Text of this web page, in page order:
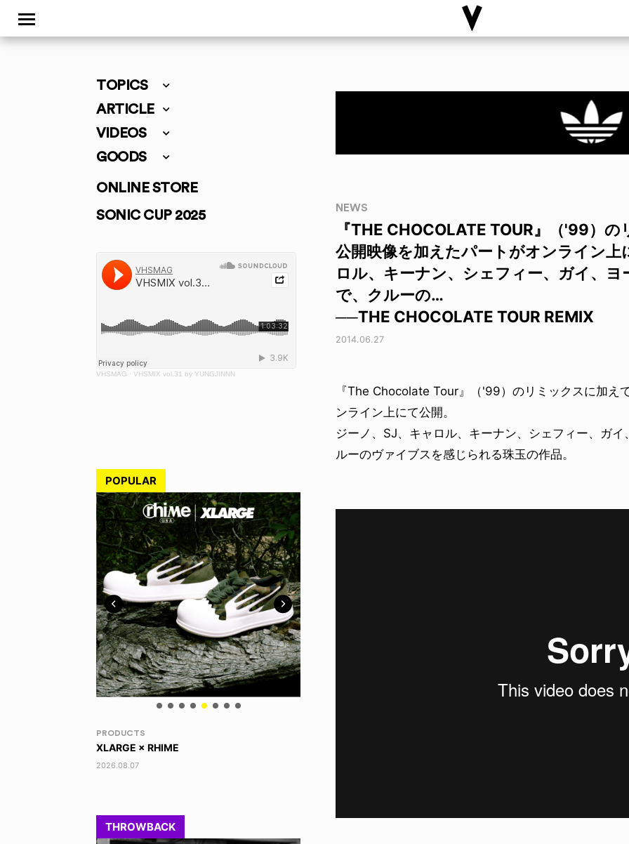
TOPICS
ARTICLE
VIDEOS
GOODS
ONLINE STORE
SONIC CUP 2025
VHSMAG · VHSMIX vol.31 by YUNGJINNN
POPULAR
VOICE OF FREEDOM
AKIRA OZAWA / 尾澤 彰
2021.09.02
THROWBACK
NEWS
『THE CHOCOLATE TOUR』（'99）
公開映像を加えたパートがオンライン上
ロル、キーナン、シェフィー、ガイ、
で、クルーの…
──THE CHOCOLATE TOUR REMIX
2014.06.27
『The Chocolate Tour』（'99）のリミックスに加え
ンライン上にて公開。
ジーノ、SJ、キャロル、キーナン、シェフィー、ガ
ルーのヴァイブスを感じられる珠玉の作品。